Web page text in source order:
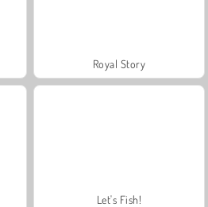
Royal Story
Let's Fish!